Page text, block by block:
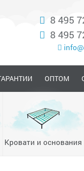
8 495
8 495
ОПТОМ
Кровати и основания